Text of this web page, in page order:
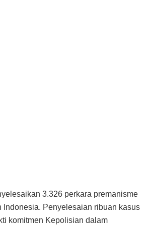
3.326 perkara premanisme
Indonesia. Penyelesaian ribuan kasus
komitmen Kepolisian dalam